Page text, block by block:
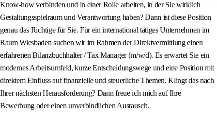
Know-how verbinden und in einer Rolle arbeiten, in der Sie wirklich
Gestaltungsspielraum und Verantwortung haben? Dann ist diese Position
genau das Richtige für Sie. Für ein international tätiges Unternehmen im
Raum Wiesbaden suchen wir im Rahmen der Direktvermittlung einen
erfahrenen Bilanzbuchhalter / Tax Manager (m/w/d). Es erwartet Sie ein
modernes Arbeitsumfeld, kurze Entscheidungswege und eine Position mit
direktem Einfluss auf finanzielle und steuerliche Themen. Klingt das nach
Ihrer nächsten Herausforderung? Dann freue ich mich auf Ihre
Bewerbung oder einen unverbindlichen Austausch.